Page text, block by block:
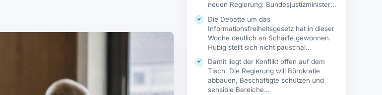
neuen Regierung: Bundesjustizministerin
Die Debatte um das
Informationsfreiheitsgesetz hat in dieser
Woche deutlich an Schärfe gewonnen.
Hubig stellt sich nicht pauschal…
Damit liegt der Konflikt offen auf dem
Tisch. Die Regierung will Bürokratie
abbauen, Beschäftigte schützen und
sensible Bereiche…